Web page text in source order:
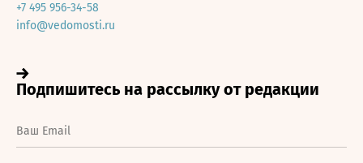
+7 495 956-34-58
info@vedomosti.ru